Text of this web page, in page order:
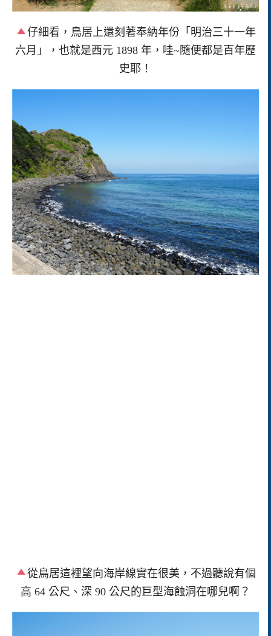
仔細看，鳥居上還刻著奉納年份「明治三十一年
六月」，也就是西元 1898 年，哇~隨便都是百年歷
史耶！
從鳥居這裡望向海岸線實在很美，不過聽說有個
高 64 公尺、深 90 公尺的巨型海蝕洞在哪兒啊？